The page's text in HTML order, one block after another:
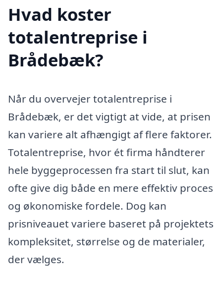
Hvad koster
totalentreprise i
Brådebæk?
Når du overvejer totalentreprise i
Brådebæk, er det vigtigt at vide, at prisen
kan variere alt afhængigt af flere faktorer.
Totalentreprise, hvor ét firma håndterer
hele byggeprocessen fra start til slut, kan
ofte give dig både en mere effektiv proces
og økonomiske fordele. Dog kan
prisniveauet variere baseret på projektets
kompleksitet, størrelse og de materialer,
der vælges.